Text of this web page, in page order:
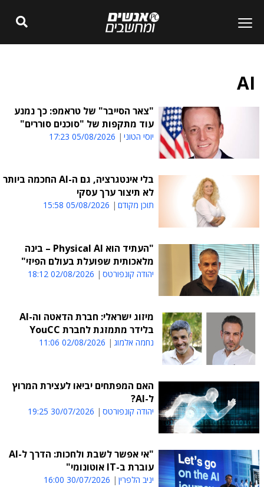
AI
"צאר הסייבר" של טראמפ: כך נמנע
עוד מתקפות של "סוכנים סוררים"
יוסי הטוני 05/08/2026 17:23
בלי אינטגרציה, גם ה-AI החכמה ביותר
לא תיצור ערך עסקי
תוכן מקודם 05/08/2026 15:58
"העתיד הוא Physical AI – בינה
מלאכותית שפועלת בעולם הפיזי"
יהודה קונפורטס 02/08/2026 18:12
מיזוג ישראלי: חברת הדאטה וה-AI
בלידר מתמזגת לחברת YouCC
נחמה אלמוג 02/08/2026 11:06
האם המפתחים יביאו לעצירת המרוץ
ל-AI?
יהודה קונפורטס 30/07/2026 19:25
"אי אפשר לשבת ולחכות: הדרך ל-AI
עוברת ב-IT אוטונומי"
יניב הלפרין 30/07/2026 16:00